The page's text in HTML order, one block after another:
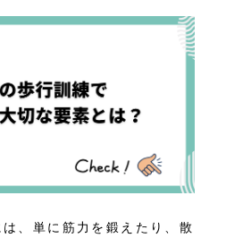
、単に筋力を鍛えたり、散